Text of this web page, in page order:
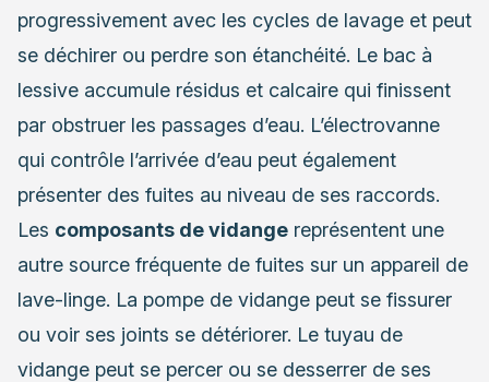
progressivement avec les cycles de lavage et peut
se déchirer ou perdre son étanchéité. Le bac à
lessive accumule résidus et calcaire qui finissent
par obstruer les passages d’eau. L’électrovanne
qui contrôle l’arrivée d’eau peut également
présenter des fuites au niveau de ses raccords.
Les composants de vidange représentent une
autre source fréquente de fuites sur un appareil de
lave-linge. La pompe de vidange peut se fissurer
ou voir ses joints se détériorer. Le tuyau de
vidange peut se percer ou se desserrer de ses